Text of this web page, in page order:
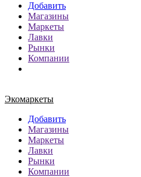
Добавить
Магазины
Маркеты
Лавки
Рынки
Компании
Экомаркеты
Добавить
Магазины
Маркеты
Лавки
Рынки
Компании